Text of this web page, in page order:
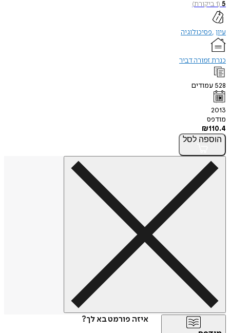
5
(
1ביקורת)
עיון פסיכולוגיה
כנרת זמורה דביר
528 עמודים
2013
מודפס
₪110.4
הוספה לסל
איזה פורמט בא לך?